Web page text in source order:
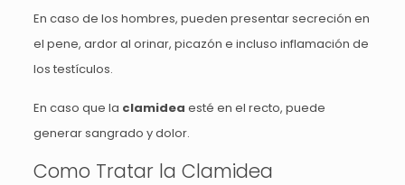
En caso de los hombres, pueden presentar secreción en
el pene, ardor al orinar, picazón e incluso inflamación de
los testículos.
En caso que la clamidea esté en el recto, puede
generar sangrado y dolor.
Como Tratar la Clamidea